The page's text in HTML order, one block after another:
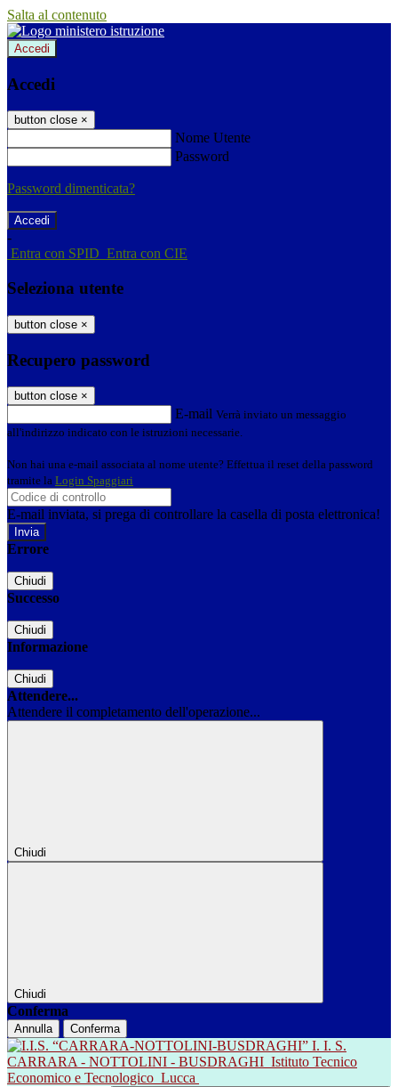
Salta al contenuto
Accedi
Accedi
button close ×
Nome Utente
Password
Password dimenticata?
-
Entra con SPID Entra con CIE
Seleziona utente
button close ×
Recupero password
button close ×
E-mail Verrà inviato un messaggio
all'indirizzo indicato con le istruzioni necessarie.
Non hai una e-mail associata al nome utente? Effettua il reset della password
tramite la Login Spaggiari
E-mail inviata, si prega di controllare la casella di posta elettronica!
Errore
Chiudi
Successo
Chiudi
Informazione
Chiudi
Attendere...
Attendere il completamento dell'operazione...
Chiudi
Chiudi
Conferma
Annulla Conferma
I. I. S.
CARRARA - NOTTOLINI - BUSDRAGHI Istituto Tecnico
Economico e Tecnologico Lucca